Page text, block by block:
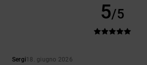
5/5
Sergi18. giugno 2026